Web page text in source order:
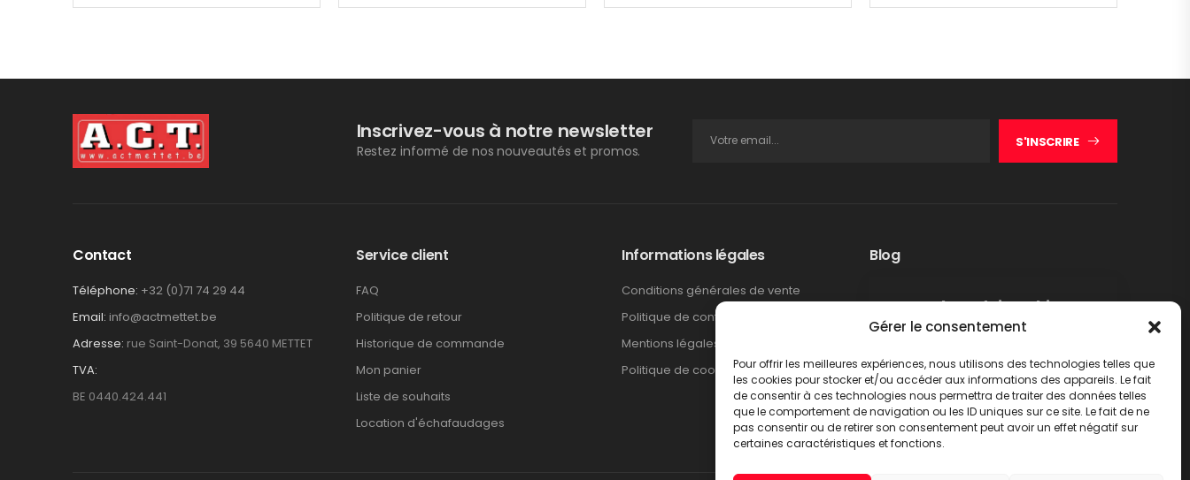
Gérer le consentement
Pour offrir les meilleures expériences, nous utilisons des technologies telles que
les cookies pour stocker et/ou accéder aux informations des appareils. Le fait
de consentir à ces technologies nous permettra de traiter des données telles
que le comportement de navigation ou les ID uniques sur ce site. Le fait de ne
pas consentir ou de retirer son consentement peut avoir un effet négatif sur
certaines caractéristiques et fonctions.
Inscrivez-vous à notre newsletter
Restez informé de nos nouveautés et promos.
S'INSCRIRE
Contact
Téléphone: +32 (0)71 74 29 44
Email: info@actmettet.be
Adresse: rue Saint-Donat, 39 5640 METTET
TVA:
BE 0440.424.441
Service client
FAQ
Politique de retour
Historique de commande
Mon panier
Liste de souhaits
Location d'échafaudages
Informations légales
Conditions générales de vente
Politique de confidentialité
Mentions légales
Politique de cookies
Blog
Rappel produit Makita –
Pompe à graisse DGP180
LIRE PLUS